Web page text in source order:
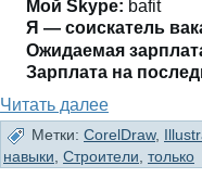
Мοй Skype: bafit
Я — сοискатель
Ожидаемая
Зарплата на
Читать далее
Метки: CorelDraw,
навыки Строители только